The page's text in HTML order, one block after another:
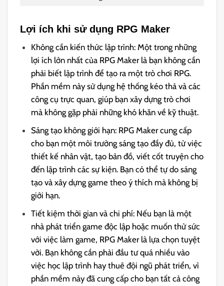
Lợi ích khi sử dụng RPG Maker
Không cần kiến thức lập trình: Một trong những
lợi ích lớn nhất của RPG Maker là bạn không cần
phải biết lập trình để tạo ra một trò chơi RPG.
Phần mềm này sử dụng hệ thống kéo thả và các
công cụ trực quan, giúp bạn xây dựng trò chơi
mà không gặp phải những khó khăn về kỹ thuật.
Sáng tạo không giới hạn: RPG Maker cung cấp
cho bạn một môi trường sáng tạo đầy đủ, từ việc
thiết kế nhân vật, tạo bản đồ, viết cốt truyện cho
đến lập trình các sự kiện. Bạn có thể tự do sáng
tạo và xây dựng game theo ý thích mà không bị
giới hạn.
Tiết kiệm thời gian và chi phí: Nếu bạn là một
nhà phát triển game độc lập hoặc muốn thử sức
với việc làm game, RPG Maker là lựa chọn tuyệt
vời. Bạn không cần phải đầu tư quá nhiều vào
việc học lập trình hay thuê đội ngũ phát triển, vì
phần mềm này đã cung cấp cho bạn tất cả công